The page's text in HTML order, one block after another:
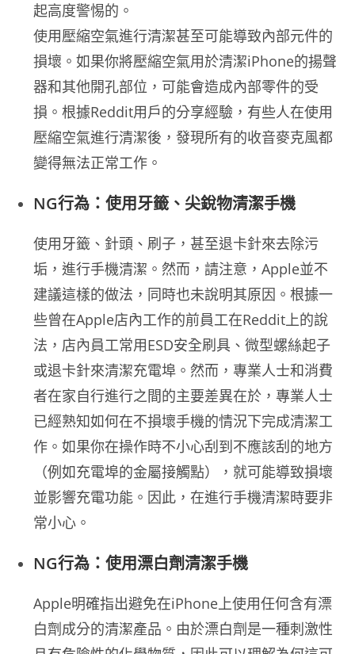
起高度警惕的。
使用壓縮空氣進行清潔甚至可能導致內部元件的
損壞。如果你將壓縮空氣用於清潔iPhone的揚聲
器和其他開孔部位，可能會造成內部零件的受
損。根據Reddit用戶的分享經驗，有些人在使用
壓縮空氣進行清潔後，發現所有的收音麥克風都
變得無法正常工作。
NG行為：使用牙籤、尖銳物清潔手機
使用牙籤、針頭、刷子，甚至退卡針來去除污
垢，進行手機清潔。然而，請注意，Apple並不
建議這樣的做法，同時也未說明其原因。根據一
些曾在Apple店內工作的前員工在Reddit上的說
法，店內員工常用ESD安全刷具、微型螺絲起子
或退卡針來清潔充電埠。然而，專業人士和消費
者在家自行進行之間的主要差異在於，專業人士
已經熟知如何在不損壞手機的情況下完成清潔工
作。如果你在操作時不小心刮到不應該刮的地方
（例如充電埠的金屬接觸點），就可能導致損壞
並影響充電功能。因此，在進行手機清潔時要非
常小心。
NG行為：使用漂白劑清潔手機
Apple明確指出避免在iPhone上使用任何含有漂
白劑成分的清潔產品。由於漂白劑是一種刺激性